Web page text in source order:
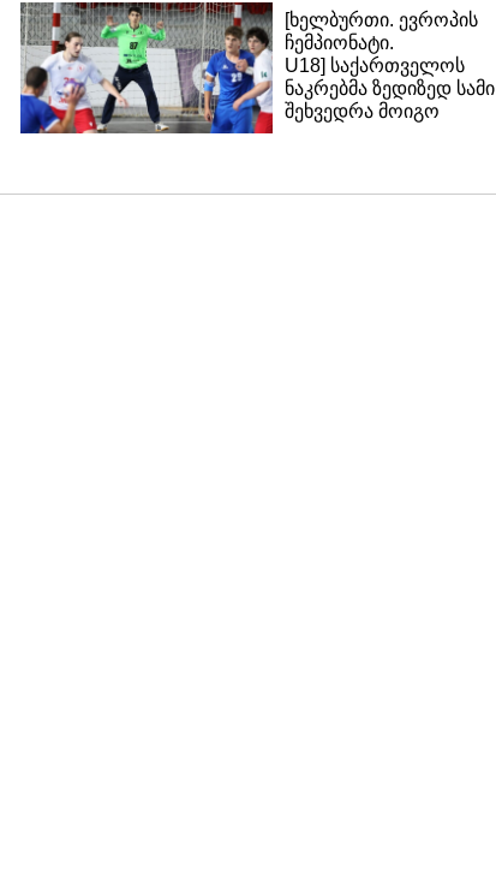
[ხელბურთი. ევროპის
ჩემპიონატი.
U18] საქართველოს
ნაკრებმა ზედიზედ სამი
შეხვედრა მოიგო